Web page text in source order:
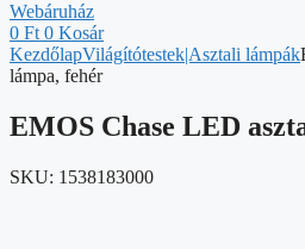
Webáruház
0 Ft 0 Kosár
KezdőlapVilágítótestek|Asztali lámpák
lámpa, fehér
EMOS Chase LED
SKU: 1538183000